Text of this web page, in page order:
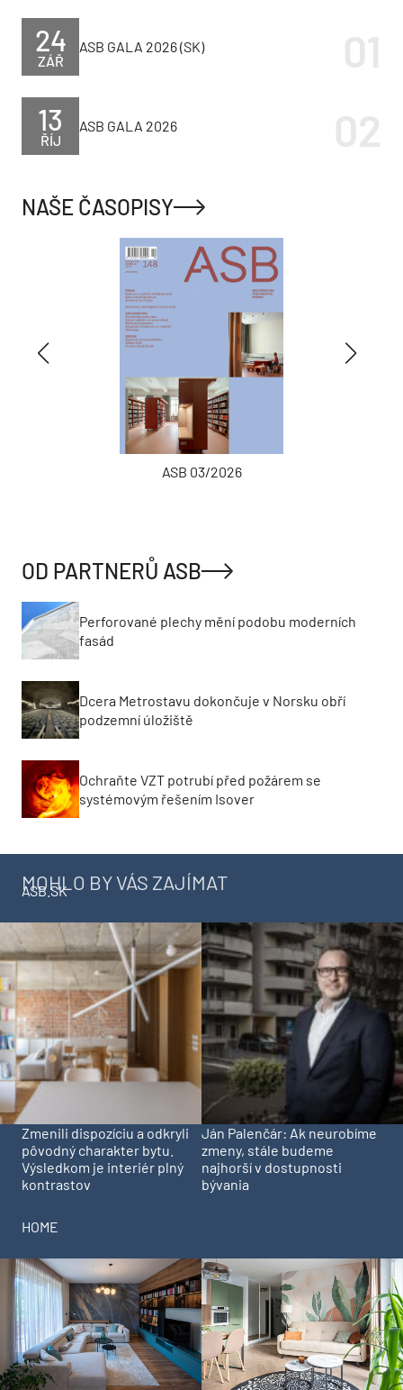
ZÁŘ
24 ASB GALA 2026 (SK)
ŘÍJ
13 ASB GALA 2026
NAŠE ČASOPISY
ASB 03/2026
OD PARTNERŮ ASB
Perforované plechy mění podobu moderních
fasád
Dcera Metrostavu dokončuje v Norsku obří
podzemní úložiště
Ochraňte VZT potrubí před požárem se
systémovým řešením Isover
MOHLO BY VÁS ZAJÍMAT
ASB.SK
Zmenili dispozíciu a odkryli
pôvodný charakter bytu.
Výsledkom je interiér plný
kontrastov
Ján Palenčár: Ak neurobíme
zmeny, stále budeme
najhorší v dostupnosti
bývania
HOME